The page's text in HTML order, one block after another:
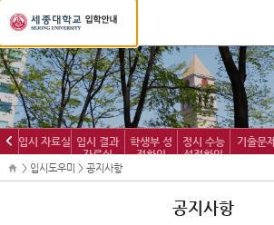
세
종
대
학
교
입
학
정
보
이
전
입시 자료실 입시 결과
자료실
학생부 성
적확인
정시 수능
성적확인
기출문제
> 입시도우미 > 공지사항
공지사항